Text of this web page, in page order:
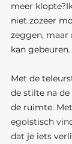
meer
niet zozeer
zeggen, maar
kan gebeuren.
Met de
de stilte na
de ruimte.
egoïstisch
dat je iets